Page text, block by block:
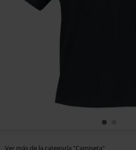
Ver más de la categoría "Camiseta"